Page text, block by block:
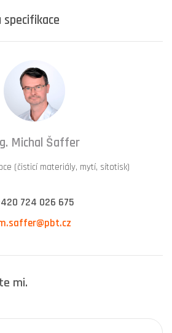
Michal Šaffer
(čisticí materiály, mytí, sítotisk)
724 026 675
mi.